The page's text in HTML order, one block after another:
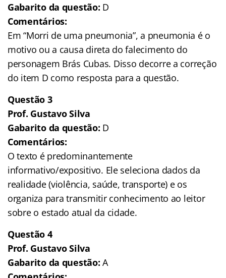
Gabarito da questão: D
Comentários:
Em “Morri de uma pneumonia”, a pneumonia é o
motivo ou a causa direta do falecimento do
personagem Brás Cubas. Disso decorre a correção
do item D como resposta para a questão.
Questão 3
Prof. Gustavo Silva
Gabarito da questão: D
Comentários:
O texto é predominantemente
informativo/expositivo. Ele seleciona dados da
realidade (violência, saúde, transporte) e os
organiza para transmitir conhecimento ao leitor
sobre o estado atual da cidade.
Questão 4
Prof. Gustavo Silva
Gabarito da questão: A